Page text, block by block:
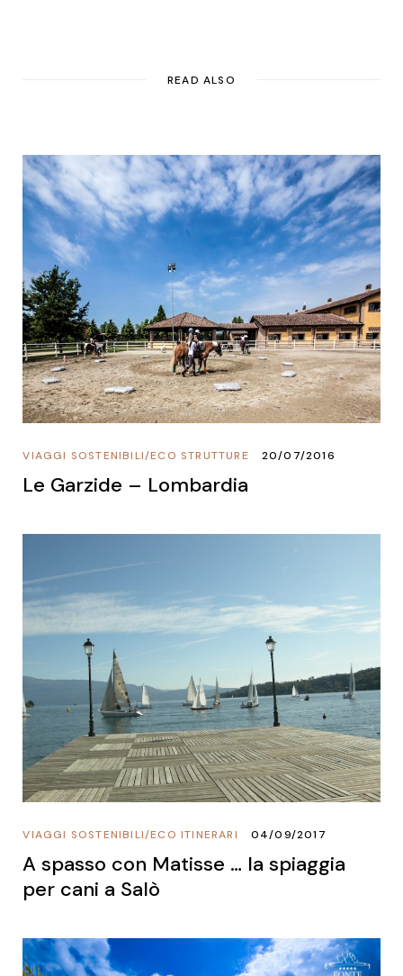
READ ALSO
ECO STRUTTURE
/
VIAGGI SOSTENIBILI 20/07/2016
Le Garzide – Lombardia
ECO ITINERARI
/
VIAGGI SOSTENIBILI 04/09/2017
A spasso con Matisse … la spiaggia
per cani a Salò